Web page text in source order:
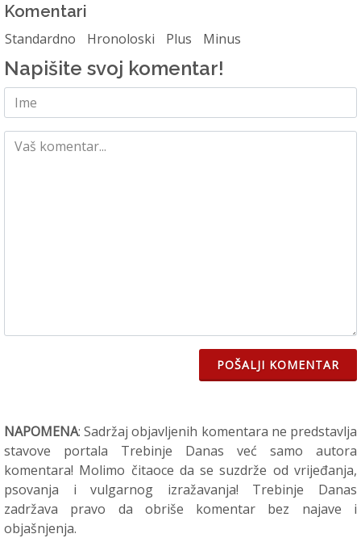
Komentari
Standardno Hronoloski Plus Minus
Napišite svoj komentar!
POŠALJI KOMENTAR
NAPOMENA: Sadržaj objavljenih komentara ne predstavlja
stavove portala Trebinje Danas već samo autora
komentara! Molimo čitaoce da se suzdrže od vrijeđanja,
psovanja i vulgarnog izražavanja! Trebinje Danas
zadržava pravo da obriše komentar bez najave i
objašnjenja.